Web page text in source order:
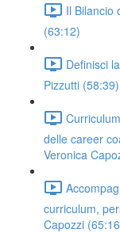
Il Bilancio
(63:12)
Definisci
Pizzutti (58:39)
delle career
Veronica
curriculum,
Capozzi